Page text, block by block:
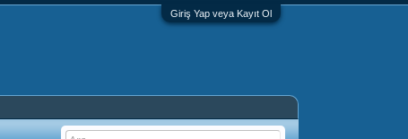
Giriş Yap veya Kayıt Ol